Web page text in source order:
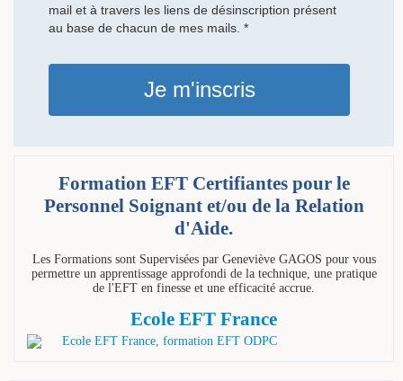
mail et à travers les liens de désinscription présent
au base de chacun de mes mails. *
Je m'inscris
Formation EFT Certifiantes pour le
Personnel Soignant et/ou de la Relation
d'Aide.
Les Formations sont Supervisées par Geneviève GAGOS pour vous
permettre un apprentissage approfondi de la technique, une pratique
de l'EFT en finesse et une efficacité accrue.
Ecole EFT France